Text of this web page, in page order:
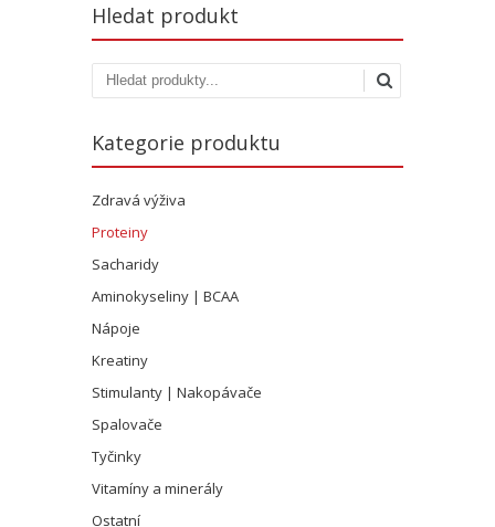
Hledat produkt
Kategorie produktu
Zdravá výživa
Proteiny
Sacharidy
Aminokyseliny | BCAA
Nápoje
Kreatiny
Stimulanty | Nakopávače
Spalovače
Tyčinky
Vitamíny a minerály
Ostatní